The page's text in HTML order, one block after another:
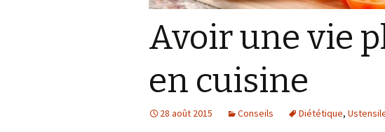
Bien être de nos
Avoir une vie
en cuisine
28 août 2015 Conseils Diététique,